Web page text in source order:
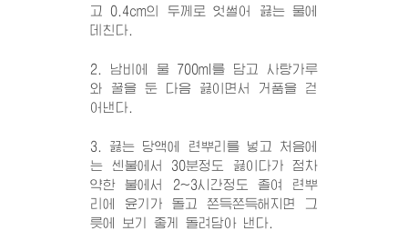
고 0.4cm의 두께로 엇썰어 끓는 물에
데친다.
2. 남비에 물 700ml를 담고 사탕가루
와 꿀을 둔 다음 끓이면서 거품을 걷
어낸다.
3. 끓는 당액에 련뿌리를 넣고 처음에
는 센불에서 30분정도 끓이다가 점차
약한 불에서 2~3시간정도 졸여 련뿌
리에 윤기가 돌고 쫀득쫀득해지면 그
릇에 보기 좋게 돌려담아 낸다.